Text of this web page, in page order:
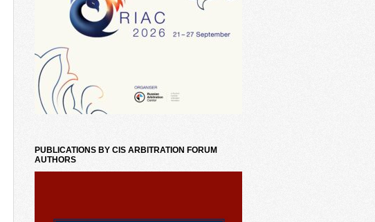
PUBLICATIONS BY CIS ARBITRATION FORUM
AUTHORS